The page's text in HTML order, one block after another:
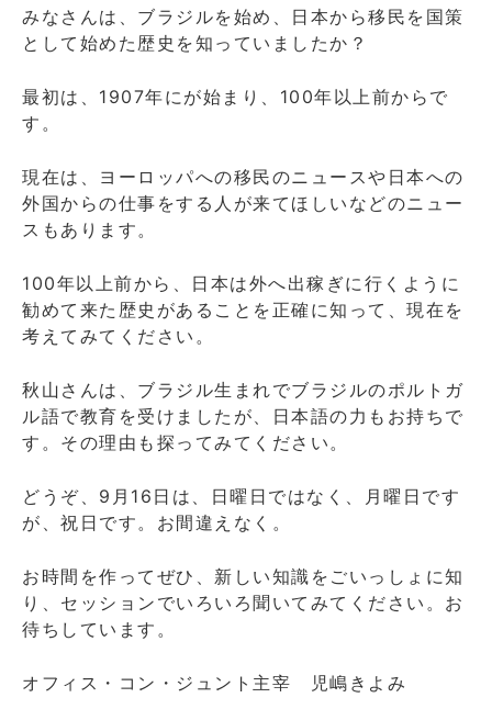
みなさんは、ブラジルを始め、日本から移民を国策
として始めた歴史を知っていましたか？
最初は、1907年にが始まり、100年以上前からで
す。
現在は、ヨーロッパへの移民のニュースや日本への
外国からの仕事をする人が来てほしいなどのニュー
スもあります。
100年以上前から、日本は外へ出稼ぎに行くように
勧めて来た歴史があることを正確に知って、現在を
考えてみてください。
秋山さんは、ブラジル生まれでブラジルのポルトガ
ル語で教育を受けましたが、日本語の力もお持ちで
す。その理由も探ってみてください。
どうぞ、9月16日は、日曜日ではなく、月曜日です
が、祝日です。お間違えなく。
お時間を作ってぜひ、新しい知識をごいっしょに知
り、セッションでいろいろ聞いてみてください。お
待ちしています。
オフィス・コン・ジュント主宰 児嶋きよみ